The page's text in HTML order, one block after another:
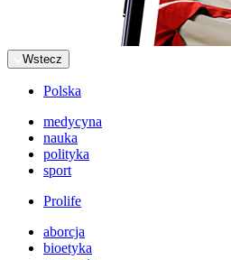
Wstecz
Polska
medycyna
nauka
polityka
sport
Prolife
aborcja
bioetyka